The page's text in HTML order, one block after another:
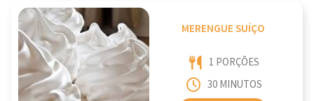
MERENGUE SUÍÇO
1 PORÇÕES
30 MINUTOS